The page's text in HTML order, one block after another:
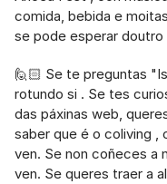
comida, bebida e
se pode esperar
🙋🏻 Se te preguntas
rotundo si . Se tes
das páxinas web,
saber que é o coliving
ven. Se non coñeces a
ven. Se queres traer a